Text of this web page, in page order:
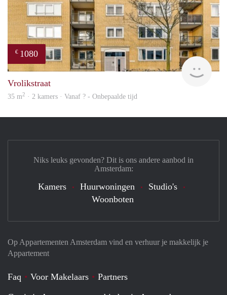
€ 1080
Vrolikstraat
35 m2 · 2 kamers · Vanaf ? - Onbepaalde tijd
Op Appartementen Amsterdam vind en verhuur je makkelijk je
Appartement
Faq Voor Makelaars
Partners
Niks leuks gevonden? Dit is ons andere aanbod in
Amsterdam:
Kamers Huurwoningen
Studio's
Woonboten